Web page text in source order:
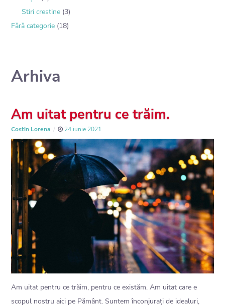
Arhiva
Am uitat pentru ce trăim.
Costin Lorena 24 iunie 2021
Am uitat pentru ce trăim, pentru ce existăm. Am uitat care e
scopul nostru aici pe Pământ. Suntem înconjurați de idealuri,
Stiri crestine(3)
Fără categorie(18)